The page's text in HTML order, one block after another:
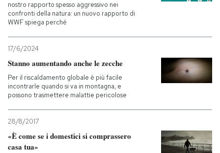
nostro rapporto spesso aggressivo nei
confronti della natura: un nuovo rapporto di
WWF spiega perché
17/6/2024
Stanno aumentando anche le zecche
Per il riscaldamento globale è più facile
incontrarle quando si va in montagna, e
possono trasmettere malattie pericolose
28/8/2017
«È come se i domestici si comprassero
casa tua»